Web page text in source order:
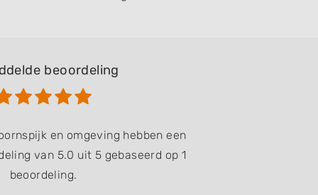
beoordeling
en omgeving hebben een
van 5.0 uit 5 gebaseerd op 1
beoordeling.